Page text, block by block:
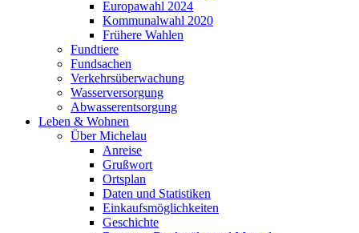
Europawahl 2024
Kommunalwahl 2020
Frühere Wahlen
Fundtiere
Fundsachen
Verkehrsüberwachung
Wasserversorgung
Abwasserentsorgung
Leben & Wohnen
Über Michelau
Anreise
Grußwort
Ortsplan
Daten und Statistiken
Einkaufsmöglichkeiten
Geschichte